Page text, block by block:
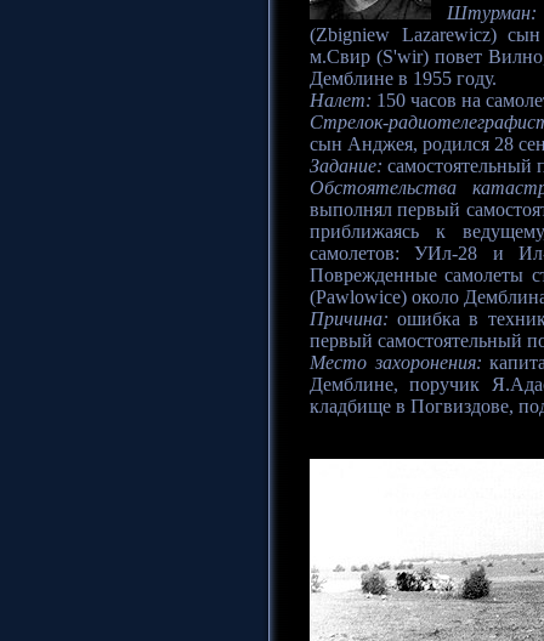
Штурман:
(Zbigniew Lazarewicz)
м.Свир (S'wir) повет
Демблине в 1955 году.
Налет: 150 часов на
Стрелок-
сын Анджея, родился 28
Задание: самостоятельный
Обстоятельства
выполнял первый
приближаясь к
самолетов: УИл-28 и
Поврежденные самолеты
(Pawlowice) около
Причина: ошибка в
первый самостоятельный
Место захоронения:
Демблине, поручик
кладбище в Погвиздове,